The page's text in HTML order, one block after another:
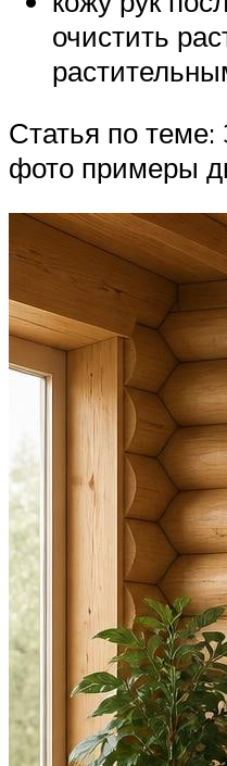
очистить
Статья по
фото примеры